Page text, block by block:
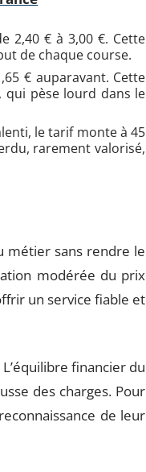
2,40 € à 3,00 €. Cette
de chaque course.
€ auparavant. Cette
qui pèse lourd dans le
le tarif monte à 45
rarement valorisé,
métier sans rendre le
modérée du prix
un service fiable et
financier du
des charges. Pour
de leur